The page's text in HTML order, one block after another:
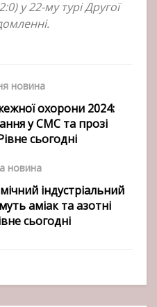
у 22-му турі Другої
новина
охорони 2024:
у СМС та прозі
сьогодні
новина
індустріальний
аміак та азотні
сьогодні